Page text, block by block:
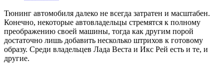
Тюнинг автомобиля далеко не всегда затратен и масштабен.
Конечно, некоторые автовладельцы стремятся к полному
преображению своей машины, тогда как другим порой
достаточно лишь добавить несколько штрихов к готовому
образу. Среди владельцев Лада Веста и Икс Рей есть и те, и
другие.